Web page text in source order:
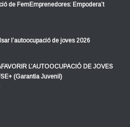
de FemEmprenedores: Empodera’t
l’autoocupació de joves 2026
L’AUTOOCUPACIÓ DE JOVES
(Garantia Juvenil)